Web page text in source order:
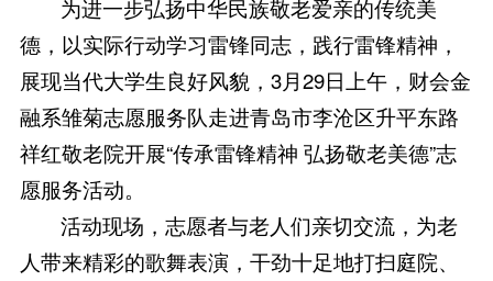
为进一步弘扬中华民族敬老爱亲的传统美
德，以实际行动学习雷锋同志，践行雷锋精神，
展现当代大学生良好风貌，3月29日上午，财会金
融系雏菊志愿服务队走进青岛市李沧区升平东路
祥红敬老院开展“传承雷锋精神 弘扬敬老美德”志
愿服务活动。
活动现场，志愿者与老人们亲切交流，为老
人带来精彩的歌舞表演，干劲十足地打扫庭院、